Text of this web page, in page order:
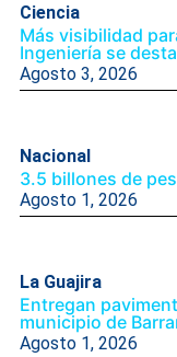
Ciencia
Más visibilidad
Ingeniería se
Agosto 3, 2026
Nacional
3.5 billones de
Agosto 1, 2026
La Guajira
Entregan
municipio de
Agosto 1, 2026